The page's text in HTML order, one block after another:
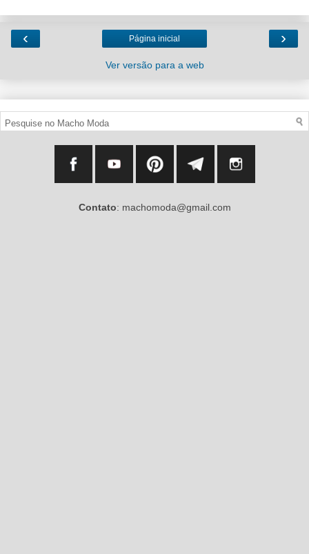
‹ ›
Página inicial
Ver versão para a web
Contato: machomoda@gmail.com